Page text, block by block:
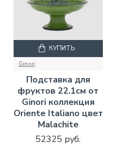
Ginori
Подставка для
фруктов 22.1см от
Ginori коллекция
Oriente Italiano цвет
Malachite
52325 руб.
КУПИТЬ